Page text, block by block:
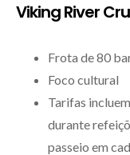
Viking River
Frota de 80
Foco cultural
Tarifas
durante
passeio em